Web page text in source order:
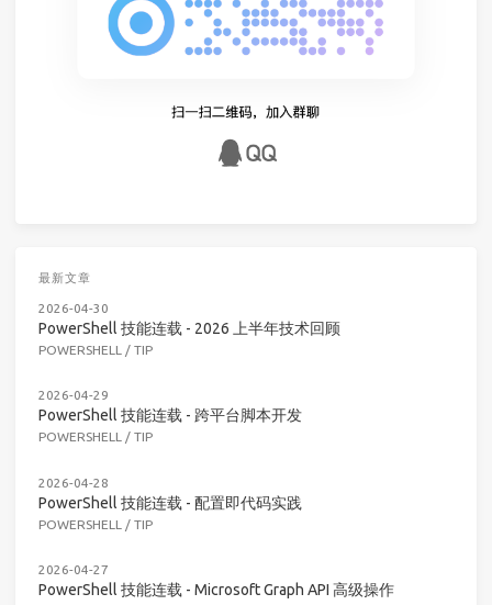
最新文章
2026-04-30
PowerShell 技能连载 - 2026 上半年技术回顾
POWERSHELL / TIP
2026-04-29
PowerShell 技能连载 - 跨平台脚本开发
POWERSHELL / TIP
2026-04-28
PowerShell 技能连载 - 配置即代码实践
POWERSHELL / TIP
2026-04-27
PowerShell 技能连载 - Microsoft Graph API 高级操作